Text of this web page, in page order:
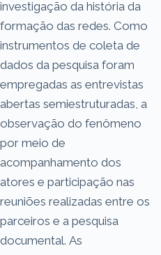
investigação da história da
formação das redes. Como
instrumentos de coleta de
dados da pesquisa foram
empregadas as entrevistas
abertas semiestruturadas, a
observação do fenômeno
por meio de
acompanhamento dos
atores e participação nas
reuniões realizadas entre os
parceiros e a pesquisa
documental. As